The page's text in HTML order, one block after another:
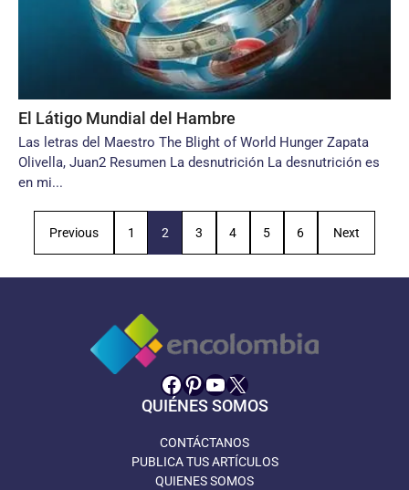
El Látigo Mundial del Hambre
Las letras del Maestro The Blight of World Hunger Zapata
Olivella, Juan2 Resumen La desnutrición La desnutrición es
en mi...
Previous 1 2 3 4 5 6 Next
Facebook
Pinterest
YouTube
X
QUIÉNES SOMOS
CONTÁCTANOS
PUBLICA TUS ARTÍCULOS
QUIENES SOMOS